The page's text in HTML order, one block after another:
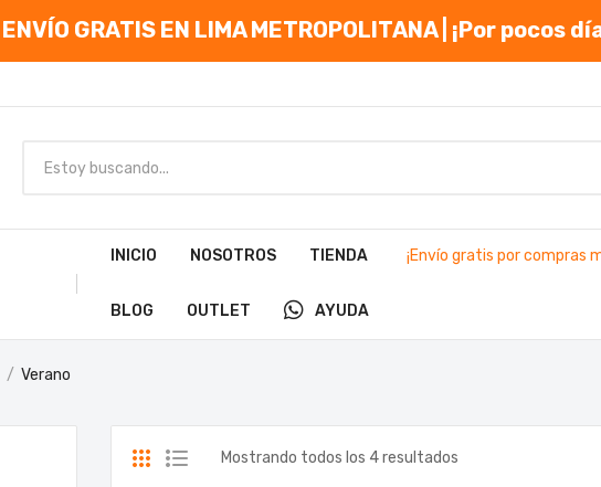
ENVÍO GRATIS EN LIMA METROPOLITANA | ¡Por pocos
INICIO NOSOTROS TIENDA
BLOG OUTLET AYUDA
¡Envío gratis por compras
Verano
Mostrando todos los 4 resultados